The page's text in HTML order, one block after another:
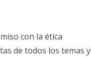
con la ética
de todos los temas y